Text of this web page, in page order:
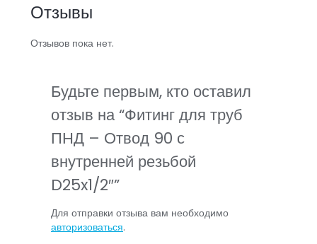
Отзывы
Отзывов пока нет.
Будьте первым, кто оставил
отзыв на “Фитинг для труб
ПНД – Отвод 90 с
внутренней резьбой
D25x1/2″”
Для отправки отзыва вам необходимо
авторизоваться.